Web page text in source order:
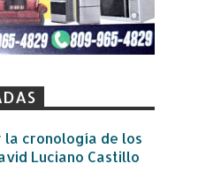
la cronología de los
Luciano Castillo